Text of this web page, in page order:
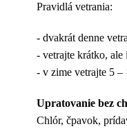
Pravidlá vetrania:
- dvakrát denne
- vetrajte krátko, ale
- v zime vetrajte 5 –
Upratovanie bez
Chlór, čpavok,